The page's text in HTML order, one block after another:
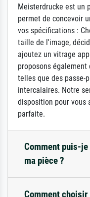
Meisterdrucke est un
permet de concevoir
vos spécifications :
taille de l'image,
ajoutez un vitrage
proposons
telles que des passe-
intercalaires. Notre
disposition pour vous
parfaite.
Comment puis-
ma pièce ?
Comment choisir